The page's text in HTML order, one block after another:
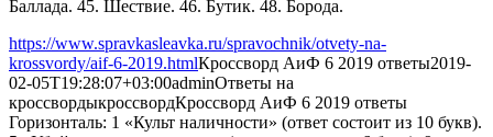
Баллада. 45. Шествие. 46. Бутик. 48. Борода.
https://www.spravkasleavka.ru/spravochnik/otvety-na-
krossvordy/aif-6-2019.htmlКроссворд АиФ 6 2019 ответы2019-
02-05T19:28:07+03:00adminОтветы на
кроссвордыкроссвордКроссворд АиФ 6 2019 ответы
Горизонталь: 1 «Культ наличности» (ответ состоит из 10 букв).